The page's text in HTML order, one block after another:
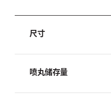
尺寸
喷丸储存量